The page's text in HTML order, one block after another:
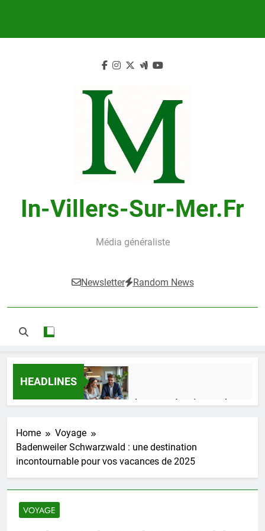
In-Villers-Sur-Mer.fr
Média généraliste
Newsletter Random News
HEADLINES
Guide complet pour réussir un achat
2 Semaines Ago
Home
Voyage
Badenweiler Schwarzwald : une destination
incontournable pour vos vacances de 2025
VOYAGE